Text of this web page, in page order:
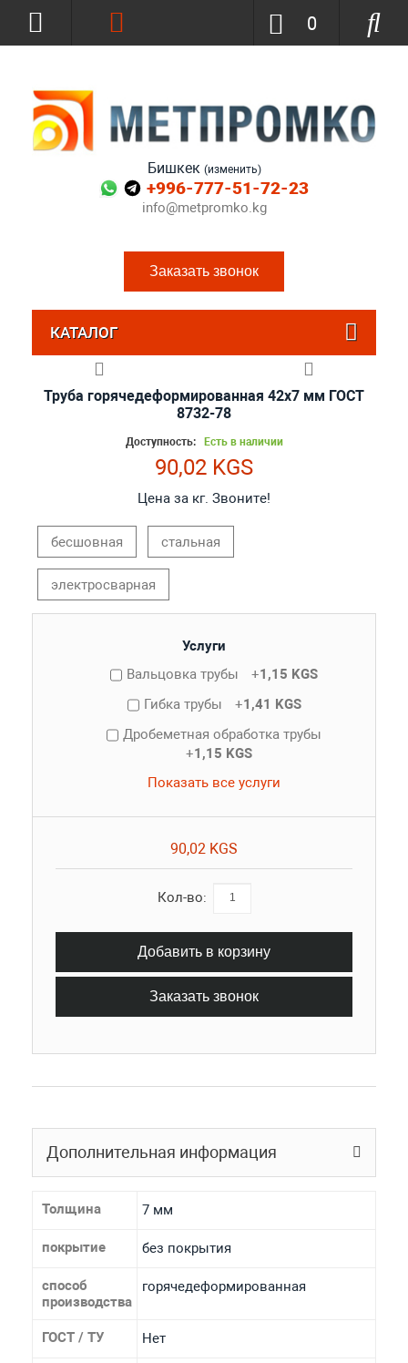
Бишкек (изменить)
+996-777-51-72-23
info@metpromko.kg
Заказать звонок
0
КАТАЛОГ
Труба горячедеформированная 42х7 мм ГОСТ
8732-78
Доступность: Есть в наличии
90,02 KGS
Цена за кг. Звоните!
бесшовная стальная
электросварная
Услуги
Вальцовка трубы
+1,15 KGS
Гибка трубы
+1,41 KGS
Дробеметная обработка трубы
+1,15 KGS
Показать все услуги
90,02 KGS
Кол-во:
Добавить в корзину
Заказать звонок
Дополнительная информация
Толщина 7 мм
покрытие без покрытия
способ
производства
горячедеформированная
ГОСТ / ТУ Нет